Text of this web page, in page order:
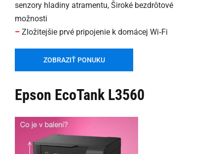
senzory hladiny atramentu, Široké bezdrôtové
možnosti
– Zložitejšie prvé pripojenie k domácej Wi‑Fi
ZOBRAZIŤ PONUKU
Epson EcoTank L3560